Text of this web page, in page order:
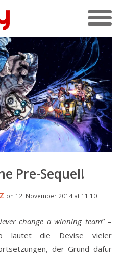
Pre-Sequel!
on 12. November 2014 at 11:10
change a winning team” –
lautet die Devise vieler
der Grund dafür